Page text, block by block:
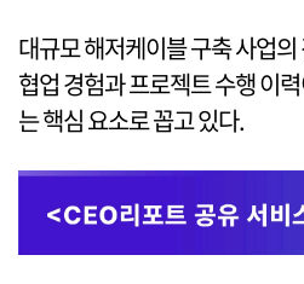
대규모 해저케이블 구축 사업
협업 경험과 프로젝트 수행 이
는 핵심 요소로 꼽고 있다.